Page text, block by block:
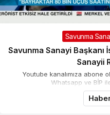
Haberleri
Savunma
Savunma Sanayi Başkanı
Sanayii
Youtube kanalımıza abone
Whatsapp ve BİP